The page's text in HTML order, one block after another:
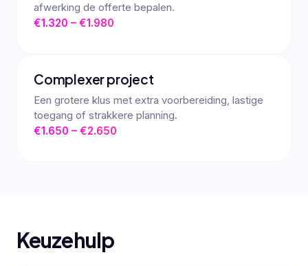
afwerking de offerte bepalen.
€1.320 – €1.980
Complexer project
Een grotere klus met extra voorbereiding, lastige
toegang of strakkere planning.
€1.650 – €2.650
Keuzehulp